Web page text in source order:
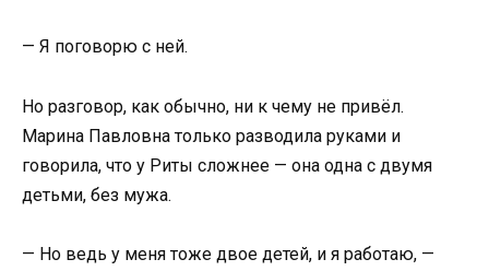
— Я поговорю с ней.
Но разговор, как обычно, ни к чему не привёл.
Марина Павловна только разводила руками и
говорила, что у Риты сложнее — она одна с двумя
детьми, без мужа.
— Но ведь у меня тоже двое детей, и я работаю, —